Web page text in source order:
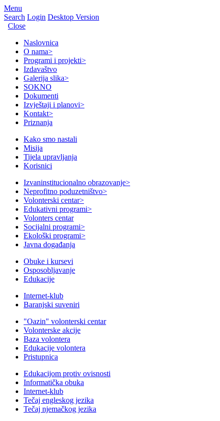
Menu
Search Login Desktop Version
Close
Naslovnica
O nama>
Programi i projekti>
Izdavaštvo
Galerija slika>
SOKNO
Dokumenti
Izvještaji i planovi>
Kontakt>
Priznanja
Kako smo nastali
Misija
Tijela upravljanja
Korisnici
Izvaninstitucionalno obrazovanje>
Neprofitno poduzetništvo>
Volonterski centar>
Edukativni programi>
Volonters centar
Socijalni programi>
Ekološki programi>
Javna događanja
Obuke i kursevi
Osposobljavanje
Edukacije
Internet-klub
Baranjski suveniri
"Oazin" volonterski centar
Volonterske akcije
Baza volontera
Edukacije volontera
Pristupnica
Edukacijom protiv ovisnosti
Informatička obuka
Internet-klub
Tečaj engleskog jezika
Tečaj njemačkog jezika